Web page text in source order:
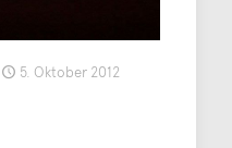
5. Oktober 2012